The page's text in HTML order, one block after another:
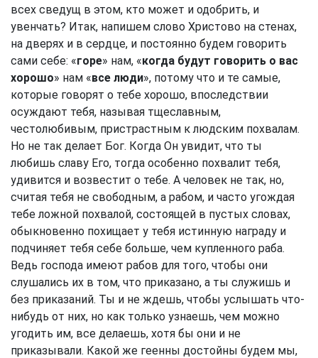
всех сведущ в этом, кто может и одобрить, и
увенчать? Итак, напишем слово Христово на стенах,
на дверях и в сердце, и постоянно будем говорить
сами себе: «горе» нам, «когда будут говорить о вас
хорошо» нам «все люди», потому что и те самые,
которые говорят о тебе хорошо, впоследствии
осуждают тебя, называя тщеславным,
честолюбивым, пристрастным к людским похвалам.
Но не так делает Бог. Когда Он увидит, что ты
любишь славу Его, тогда особенно похвалит тебя,
удивится и возвестит о тебе. А человек не так, но,
считая тебя не свободным, а рабом, и часто угождая
тебе ложной похвалой, состоящей в пустых словах,
обыкновенно похищает у тебя истинную награду и
подчиняет тебя себе больше, чем купленного раба.
Ведь господа имеют рабов для того, чтобы они
слушались их в том, что приказано, а ты служишь и
без приказаний. Ты и не ждешь, чтобы услышать что-
нибудь от них, но как только узнаешь, чем можно
угодить им, все делаешь, хотя бы они и не
приказывали. Какой же геенны достойны будем мы,